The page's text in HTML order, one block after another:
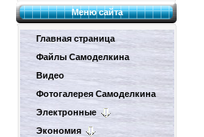
Меню сайта
Главная страница
Файлы Самоделкина
Видео
Фотогалерея Самоделкина
Электронные
Экономия